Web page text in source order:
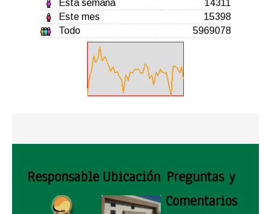
Esta semana
14311
Este mes
15398
Todo
5969078
Responsable Ubicación Preguntas y
Comentarios